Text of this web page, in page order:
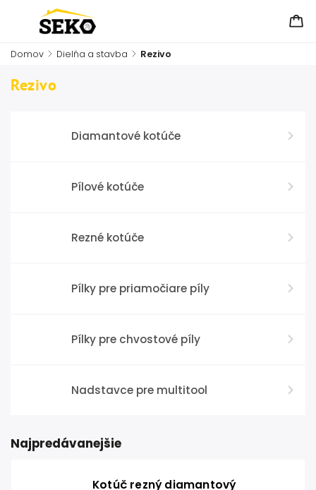
Domov / Dielňa a stavba / Rezivo
Rezivo
Diamantové kotúče
Pílové kotúče
Rezné kotúče
Pílky pre priamočiare píly
Pílky pre chvostové píly
Nadstavce pre multitool
Najpredávanejšie
Kotúč rezný diamantový